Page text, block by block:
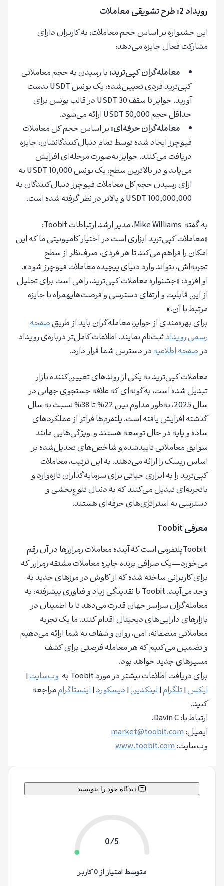
رویداد 2: طرح تشویقی معاملات
این جشنواره بر اساس حجم معاملات، به کاربران دارای
مشارکت فعال جایزه می‌دهد:
معامله‌گران کپی‌ترید:با رسیدن به حجم معاملاتی
کپی‌ترید فردی تعیین‌شده، یک بونس USDT بدست
آورید. جوایز تا سقف 30 USDT در قالب بونس برای
حداقل حجم 50,000 USDT ارائه می‌شود.
معامله‌گران حرفه‌ای:بر اساس حجم کل معاملات
فیوچرز ایجاد شده توسط تمام دنبال‌کنندگانشان، جایزه
دریافت می‌کنند. جوایز به‌صورت مرحله‌ای افزایش
می‌یابد و در بالاترین سطح، یک بونس 10,000 USDT به
ازای رسیدن حجم کل معاملات فیوچرز دنبال‌کنندگان به
100,000,000 USDT و بالاتر در نظر گرفته شده است.
به گفته Mike Williams، مدیر ارشد ارتباطات Toobit:
«معاملات کپی‌ترید ابزاری است در اختیار کامیونیتی ما که این
امکان را فراهم می‌کند تا هر فردی، صرف‌نظر از سطح
تجربه‌اش، بتواند وارد دنیای پیچیده معاملات فیوچرز شود».
او افزود: «جشنواره معاملات کپی‌ترید، راهی است برای تجلیل
از این قابلیت و ارتقای دسترسی و فرصت‌هایهمراه با جایزه
مرتبط با آن.»
برای بهره‌مندی از جوایز، معامله‌گران باید از طریقصفحه
رسمیرویدادثبت‌نام نمایند. اطلاعات کامل‌تر درباره‌ی رویداد
درصفحهاطلاعیهدر دسترس شما قرار دارد.
معاملات کپی‌ترید به یکی از روندهای تعیین‌کننده بازار
تبدیل شده است، به‌گونه‌ای که علاقه جستجوی جهانی در
سال 2025، به‌طور مداوم بین 22% تا 38% نسبت به سال
گذشته افزایش یافته است. پلتفرم‌ها فراتر از عملکردهای
ساده و پایه در حال توسعه هستند و ویژگی‌هایی مانند
سوابق معاملاتی تاییدشده و شاخص‌های تعدیل‌شده بر
اساس ریسک را ارائه می‌دهند. به این ترتیب، معاملات
کپی‌ترید را به ابزاری حیاتی برای سرمایه‌گذاران تازه‌وارد و
باتجربه‌ای تبدیل می‌کنند که به دنبال تنوع‌بخشی و
دسترسی به استراتژی‌های حرفه‌ای هستند.
معرفیToobit
Toobitپلتفرمی است که آینده معاملات رمزارزها در آن رقم
می‌خورد—یک صرافی برنده جایزه معاملات مشتقه رمزارز که
برای کاربرانی ساخته شده که از کاوش در مرزهای جدید به
وجد می‌آیند. Toobit با نقدینگی زیاد و فناوری پیشرفته، به
معامله‌گران سراسر جهان قدرت می‌دهد تا با اطمینان در
بازارهای دارایی‌های دیجیتال اقدام کنند. ما یک تجربه
معاملاتی منصفانه، امن، روان و شفاف به شما ارائه می‌دهیم
و تضمین می‌کنیم که هر معامله فرصتی برای کشف
مسیرهای جدید خواهد بود.
برای دریافت اطلاعات بیشتر در مورد Toobit به
وب‌سایت|
ایکس|تلگرام|لینکدین|دیسکورد|اینستاگراممراجعه
کنید.
ارتباط با: Davin C.
ایمیل:market@toobit.com
وب‌سایت:www.toobit.com
دیدگاه خود را بنویسید
0/5
متوسط امتیاز از 0 کاربر